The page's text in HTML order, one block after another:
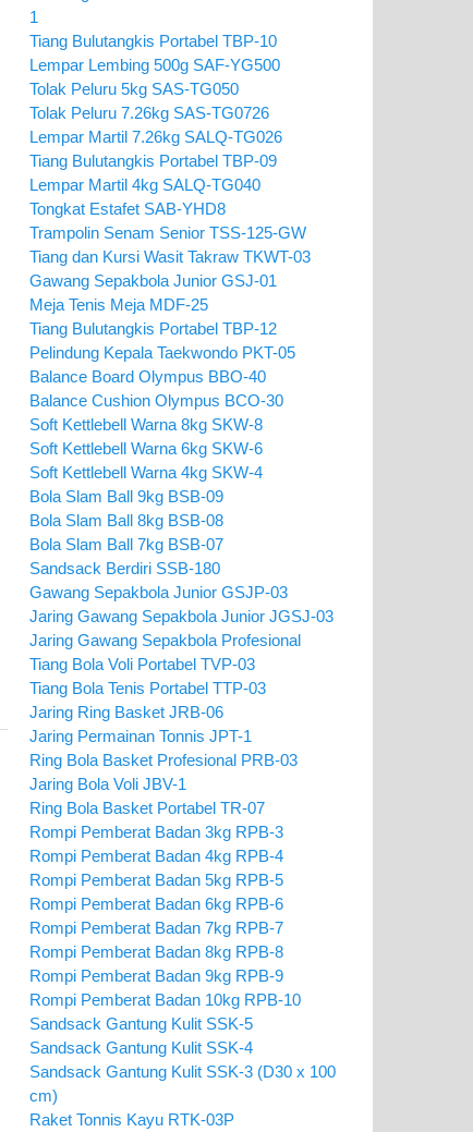
1
Tiang Bulutangkis Portabel TBP-10
Lempar Lembing 500g SAF-YG500
Tolak Peluru 5kg SAS-TG050
Tolak Peluru 7.26kg SAS-TG0726
Lempar Martil 7.26kg SALQ-TG026
Tiang Bulutangkis Portabel TBP-09
Lempar Martil 4kg SALQ-TG040
Tongkat Estafet SAB-YHD8
Trampolin Senam Senior TSS-125-GW
Tiang dan Kursi Wasit Takraw TKWT-03
Gawang Sepakbola Junior GSJ-01
Meja Tenis Meja MDF-25
Tiang Bulutangkis Portabel TBP-12
Pelindung Kepala Taekwondo PKT-05
Balance Board Olympus BBO-40
Balance Cushion Olympus BCO-30
Soft Kettlebell Warna 8kg SKW-8
Soft Kettlebell Warna 6kg SKW-6
Soft Kettlebell Warna 4kg SKW-4
Bola Slam Ball 9kg BSB-09
Bola Slam Ball 8kg BSB-08
Bola Slam Ball 7kg BSB-07
Sandsack Berdiri SSB-180
Gawang Sepakbola Junior GSJP-03
Jaring Gawang Sepakbola Junior JGSJ-03
Jaring Gawang Sepakbola Profesional
Tiang Bola Voli Portabel TVP-03
Tiang Bola Tenis Portabel TTP-03
Jaring Ring Basket JRB-06
Jaring Permainan Tonnis JPT-1
Ring Bola Basket Profesional PRB-03
Jaring Bola Voli JBV-1
Ring Bola Basket Portabel TR-07
Rompi Pemberat Badan 3kg RPB-3
Rompi Pemberat Badan 4kg RPB-4
Rompi Pemberat Badan 5kg RPB-5
Rompi Pemberat Badan 6kg RPB-6
Rompi Pemberat Badan 7kg RPB-7
Rompi Pemberat Badan 8kg RPB-8
Rompi Pemberat Badan 9kg RPB-9
Rompi Pemberat Badan 10kg RPB-10
Sandsack Gantung Kulit SSK-5
Sandsack Gantung Kulit SSK-4
Sandsack Gantung Kulit SSK-3 (D30 x 100
cm)
Raket Tonnis Kayu RTK-03P